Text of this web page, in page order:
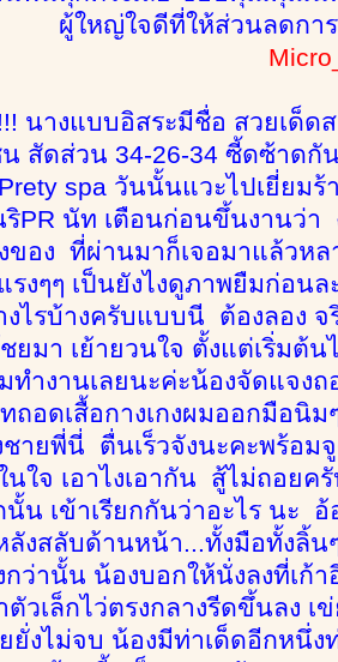
ผู้ใหญ่ใจดีที่ให้ส่วนลดกา
นางแบบอิสระมีชื่อ สวยเด็ด
น สัดส่วน 34-26-34 ซี้ดซ้าด
spa วันนั้นแวะไปเยี่ยมร้
PR นัท เตือนก่อนขึ้นงานว่า
ของ ที่ผ่านมาก็เจอมาแล้วห
งๆๆ เป็นยังไงดูภาพยืมก่อน
ไรบ้างครับแบบนี ต้องลอง จ
มา เย้ายวนใจ ตั้งแต่เริ่มต้น
ทำงานเลยนะค่ะน้องจัดแจง
ถอดเสื้อกางเกงผมออกมือนิ
ายพี่นี่ ตื่นเร็วจังนะคะพร้อมจู
ใจ เอาไงเอากัน สู้ไม่ถอยค
น เข้าเรียกกันว่าอะไร นะ
งสลับด้านหน้า...ทั้งมือทั้งลิ้น
ว่านั้น น้องบอกให้นั่งลงที่เก้
ตัวเล็กไว่ตรงกลางรีดขึ้นลง
ยั่งไม่จบ น้องมีท่าเด็ดอีกหนึ่